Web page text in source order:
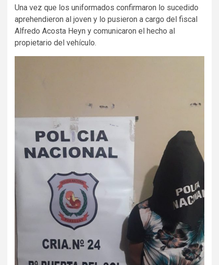
Una vez que los uniformados confirmaron lo sucedido
aprehendieron al joven y lo pusieron a cargo del fiscal
Alfredo Acosta Heyn y comunicaron el hecho al
propietario del vehículo.